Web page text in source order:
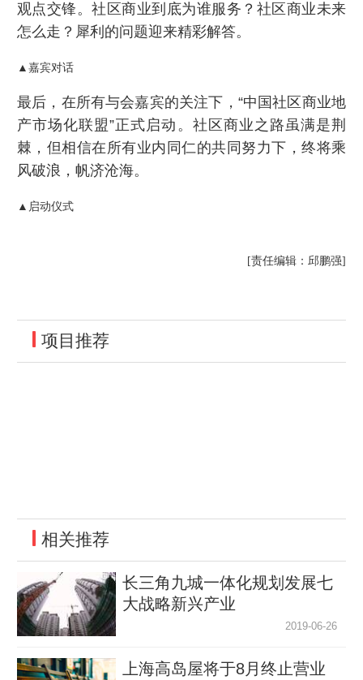
观点交锋。社区商业到底为谁服务？社区商业未来
怎么走？犀利的问题迎来精彩解答。
▲嘉宾对话
最后，在所有与会嘉宾的关注下，“中国社区商业地
产市场化联盟”正式启动。社区商业之路虽满是荆
棘，但相信在所有业内同仁的共同努力下，终将乘
风破浪，帆济沧海。
▲启动仪式
[责任编辑：邱鹏强]
项目推荐
相关推荐
长三角九城一体化规划发展七
大战略新兴产业
2019-06-26
上海高岛屋将于8月终止营业